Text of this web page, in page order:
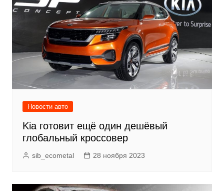
Новости авто
Kia готовит ещё один дешёвый
глобальный кроссовер
sib_ecometal 28 ноября 2023